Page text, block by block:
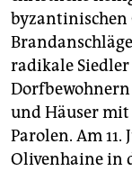
byzantinischen
radikale Siedler
und Häuser
Parolen. Am
Olivenhaine in